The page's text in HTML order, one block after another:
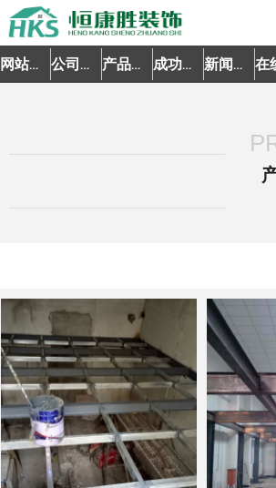
网站首页 公司简介 产品中心 成功案例 新闻资讯